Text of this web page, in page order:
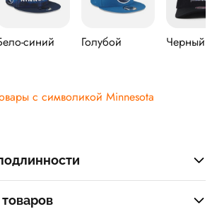
синий Голубой Черный
с символикой Minnesota